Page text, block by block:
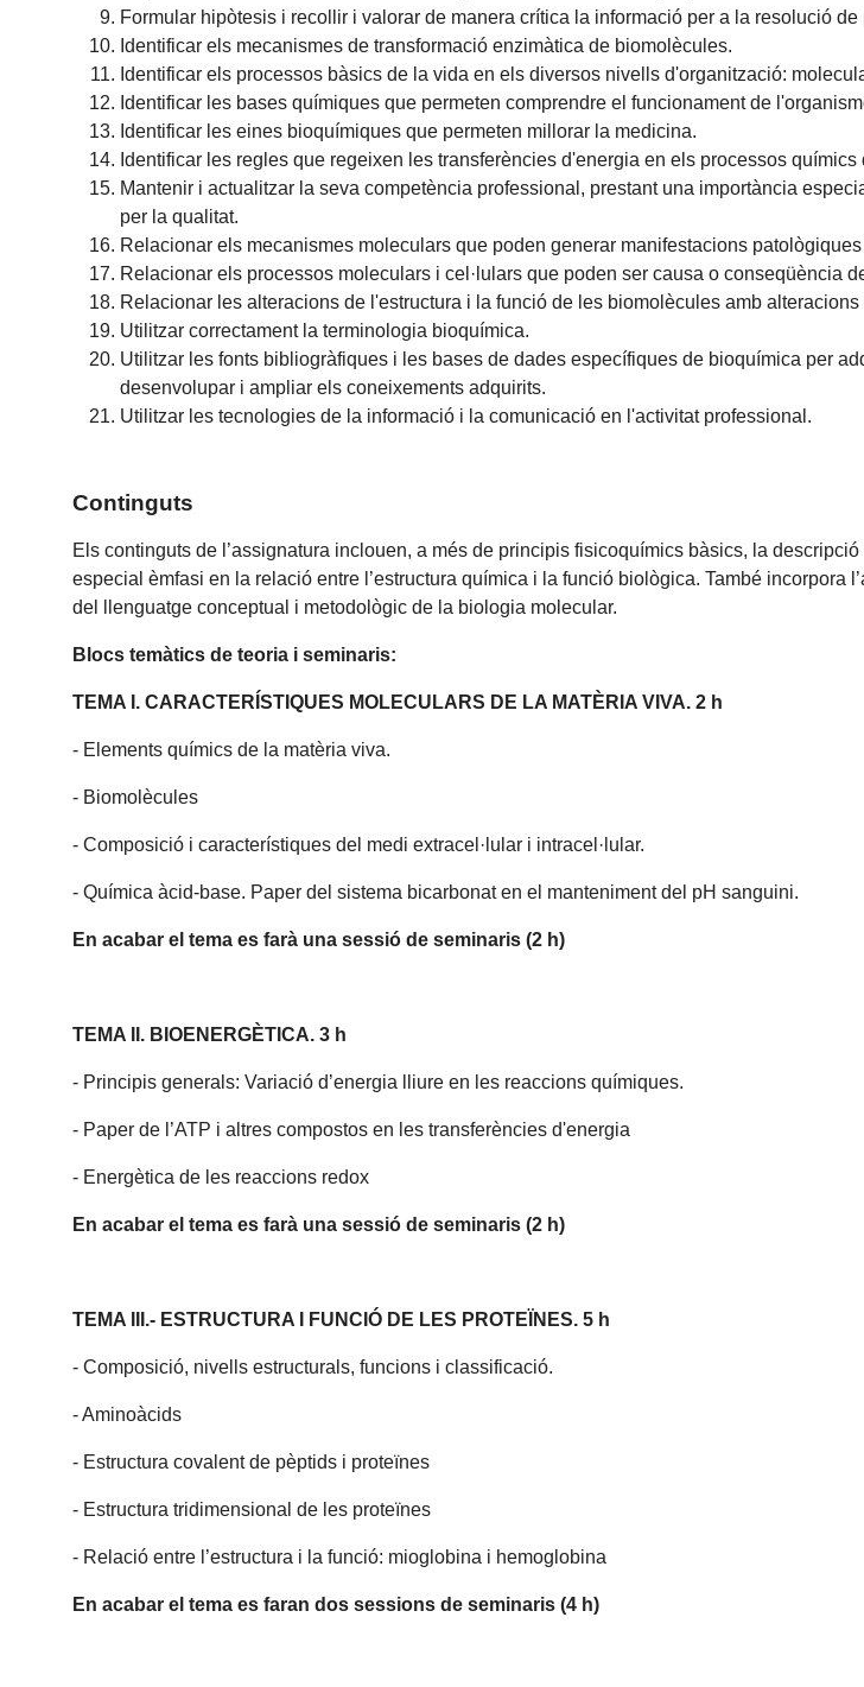
Formular hipòtesis i recollir i valorar de manera crítica la informació per a la resolució
Identificar els mecanismes de transformació enzimàtica de biomolècules.
Identificar els processos bàsics de la vida en els diversos nivells d'organització:
Identificar les bases químiques que permeten comprendre el funcionament de
Identificar les eines bioquímiques que permeten millorar la medicina.
Identificar les regles que regeixen les transferències d'energia en els processos químics
Mantenir i actualitzar la seva competència professional, prestant una importància
per la qualitat.
Relacionar els mecanismes moleculars que poden generar manifestacions
Relacionar els processos moleculars i cel·lulars que poden ser causa o conseqüència
Relacionar les alteracions de l'estructura i la funció de les biomolècules amb
Utilitzar correctament la terminologia bioquímica.
Utilitzar les fonts bibliogràfiques i les bases de dades específiques de bioquímica per
desenvolupar i ampliar els coneixements adquirits.
Utilitzar les tecnologies de la informació i la comunicació en l'activitat professional.
Continguts
Els continguts de l’assignatura inclouen, a més de principis fisicoquímics bàsics, la
especial èmfasi en la relació entre l’estructura química i la funció biològica. També
del llenguatge conceptual i metodològic de la biologia molecular.
Blocs temàtics de teoria i seminaris:
TEMA I. CARACTERÍSTIQUES MOLECULARS DE LA MATÈRIA VIVA. 2 h
- Elements químics de la matèria viva.
- Biomolècules
- Composició i característiques del medi extracel·lular i intracel·lular.
- Química àcid-base. Paper del sistema bicarbonat en el manteniment del pH sanguini.
En acabar el tema es farà una sessió de seminaris (2 h)
TEMA II. BIOENERGÈTICA. 3 h
- Principis generals: Variació d’energia lliure en les reaccions químiques.
- Paper de l’ATP i altres compostos en les transferències d'energia
- Energètica de les reaccions redox
En acabar el tema es farà una sessió de seminaris (2 h)
TEMA III.- ESTRUCTURA I FUNCIÓ DE LES PROTEÏNES. 5 h
- Composició, nivells estructurals, funcions i classificació.
- Aminoàcids
- Estructura covalent de pèptids i proteïnes
- Estructura tridimensional de les proteïnes
- Relació entre l’estructura i la funció: mioglobina i hemoglobina
En acabar el tema es faran dos sessions de seminaris (4 h)